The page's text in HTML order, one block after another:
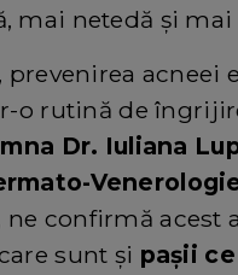
mai netedă şi mai
prevenirea acneei
o rutină de
Dr. Iuliana
ne confirmă acest
sunt și pașii